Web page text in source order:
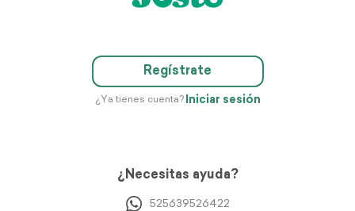
Regístrate
¿Ya tienes cuenta? Iniciar sesión
¿Necesitas ayuda?
525639526422